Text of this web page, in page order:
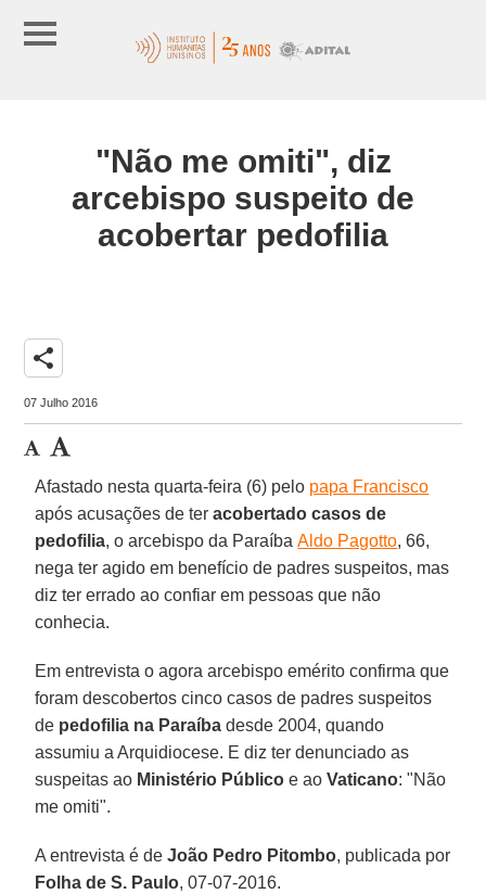
"Não me omiti", diz
arcebispo suspeito de
acobertar pedofilia
share
07 Julho 2016
Afastado nesta quarta-feira (6) pelo papa Francisco
após acusações de teracobertado casos de
pedofilia, o arcebispo da Paraíba Aldo Pagotto, 66,
nega ter agido em benefício de padres suspeitos, mas
diz ter errado ao confiar em pessoas que não
conhecia.
Em entrevista o agora arcebispo emérito confirma que
foram descobertos cinco casos de padres suspeitos
de pedofilia na Paraíba desde 2004, quando
assumiu a Arquidiocese. E diz ter denunciado as
suspeitas ao Ministério Público e aoVaticano: "Não
me omiti".
A entrevista é de João Pedro Pitombo, publicada por
Folha de S. Paulo, 07-07-2016.